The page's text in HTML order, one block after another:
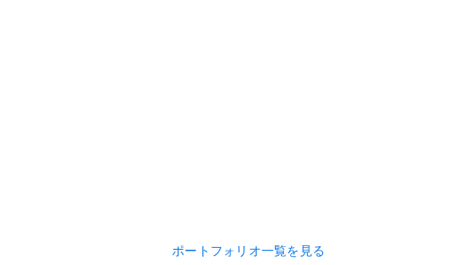
ポートフォリオ一覧を見る